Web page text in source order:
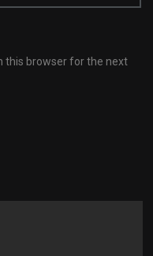
this browser for the next